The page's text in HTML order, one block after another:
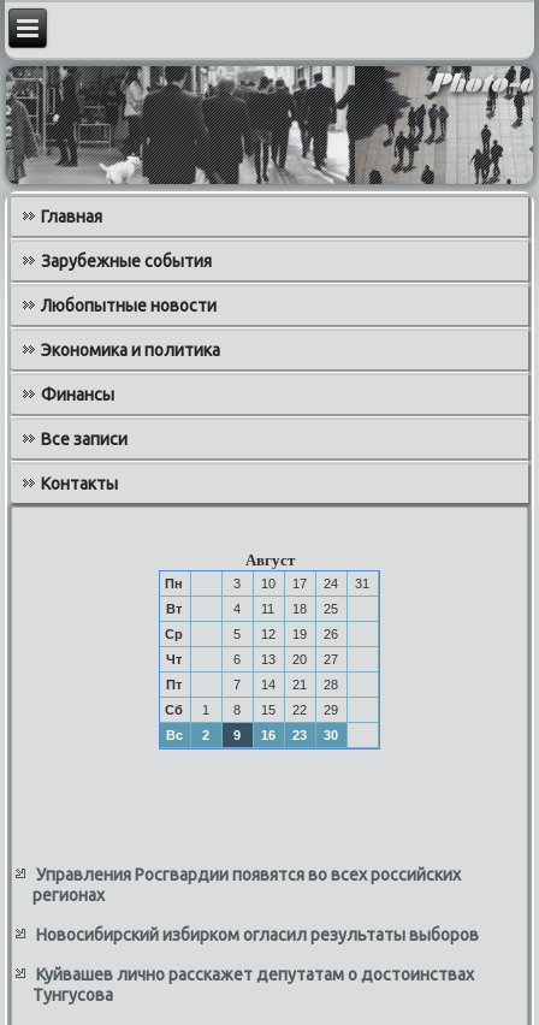
Главная
Зарубежные события
Любопытные новости
Экономика и политика
Финансы
Все записи
Контакты
Август
Пн 3 10 17 24
31
Вт
4 11 18
25
Ср
5 12 19
26
Чт
6 13 20
27
Пт
7 14 21
28
Сб
1 8 15 22
29
Вс
2 9 16 23 30
Управления Росгвардии появятся во всех российских
регионах
Новосибирский избирком огласил результаты выборов
Куйвашев лично расскажет депутатам о достоинствах
Тунгусова